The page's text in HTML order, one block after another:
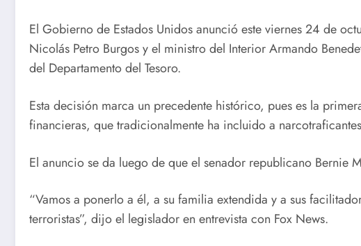
El Gobierno de Estados Unidos anunció este viernes 24 de
Nicolás Petro Burgos y el ministro del Interior Armando
del Departamento del Tesoro.
Esta decisión marca un precedente histórico, pues es la
financieras, que tradicionalmente ha incluido a
El anuncio se da luego de que el senador republicano Bernie
“Vamos a ponerlo a él, a su familia extendida y a sus
terroristas”, dijo el legislador en entrevista con Fox News.